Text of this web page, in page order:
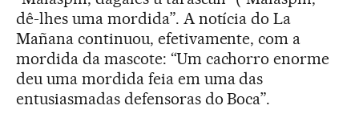
dê-lhes uma mordida”. A notícia do La
Mañana continuou, efetivamente, com a
mordida da mascote: “Um cachorro enorme
deu uma mordida feia em uma das
entusiasmadas defensoras do Boca”.